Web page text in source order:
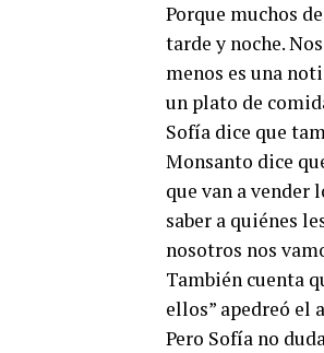
Porque muchos
tarde y noche.
menos es una
un plato de
Sofía dice que
Monsanto dice
que van a vender
saber a quiénes
nosotros nos
También cuenta
ellos” apedreó el
Pero Sofía no